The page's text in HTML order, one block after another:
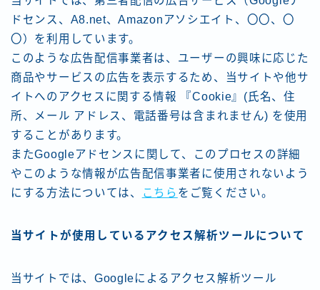
ドセンス、A8.net、Amazonアソシエイト、〇〇、〇
〇）を利用しています。
このような広告配信事業者は、ユーザーの興味に応じた
商品やサービスの広告を表示するため、当サイトや他サ
イトへのアクセスに関する情報 『Cookie』(氏名、住
所、メール アドレス、電話番号は含まれません) を使用
することがあります。
またGoogleアドセンスに関して、このプロセスの詳細
やこのような情報が広告配信事業者に使用されないよう
にする方法については、
こちら をご覧ください。
当サイトが使用しているアクセス解析ツールについて
当サイトでは、Googleによるアクセス解析ツール